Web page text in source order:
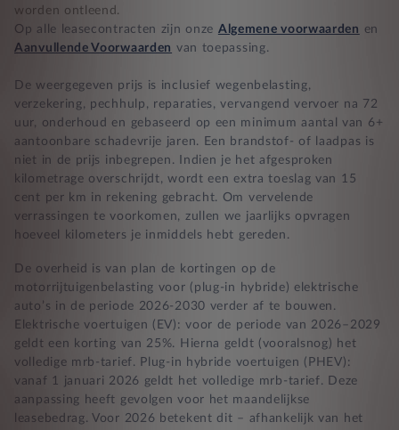
Zekerheid bij klachten
worden ontleend.
Op alle leasecontracten zijn onze Algemene voorwaarden en
Aanvullende Voorwaarden van toepassing.
De weergegeven prijs is inclusief wegenbelasting,
verzekering, pechhulp, reparaties, vervangend vervoer na 72
uur, onderhoud en gebaseerd op een minimum aantal van 6+
aantoonbare schadevrije jaren. Een brandstof- of laadpas is
niet in de prijs inbegrepen. Indien je het afgesproken
kilometrage overschrijdt, wordt een extra toeslag van 15
cent per km in rekening gebracht. Om vervelende
verrassingen te voorkomen, zullen we jaarlijks opvragen
hoeveel kilometers je inmiddels hebt gereden.
De overheid is van plan de kortingen op de
motorrijtuigenbelasting voor (plug-in hybride) elektrische
auto’s in de periode 2026-2030 verder af te bouwen.
Elektrische voertuigen (EV): voor de periode van 2026–2029
geldt een korting van 25%. Hierna geldt (vooralsnog) het
volledige mrb-tarief. Plug-in hybride voertuigen (PHEV):
vanaf 1 januari 2026 geldt het volledige mrb-tarief. Deze
aanpassing heeft gevolgen voor het maandelijkse
leasebedrag. Voor 2026 betekent dit – afhankelijk van het